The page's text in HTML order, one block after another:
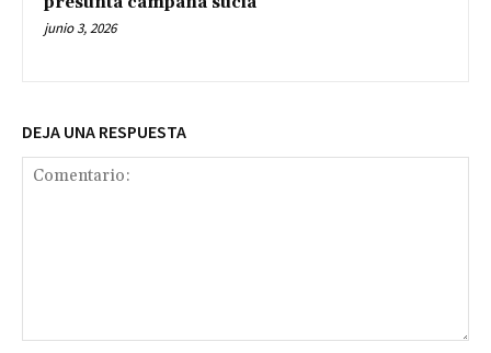
junio 3, 2026
DEJA UNA RESPUESTA